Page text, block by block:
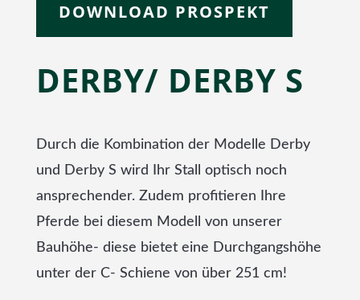
DOWNLOAD PROSPEKT
DERBY/ DERBY S
Durch die Kombination der Modelle Derby
und Derby S wird Ihr Stall optisch noch
ansprechender. Zudem profitieren Ihre
Pferde bei diesem Modell von unserer
Bauhöhe- diese bietet eine Durchgangshöhe
unter der C- Schiene von über 251 cm!